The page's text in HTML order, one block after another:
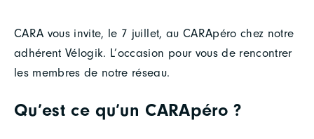
CARA vous invite, le 7 juillet, au CARApéro chez notre
adhérent Vélogik. L’occasion pour vous de rencontrer
les membres de notre réseau.
Qu’est ce qu’un CARApéro ?